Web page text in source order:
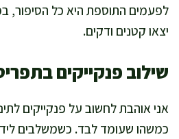
לפעמים התוספת היא כל הסיפור,
יצאו קטנים ודקים.
שילוב פנקייקים
אני אוהבת לחשוב על פנקייקים
כמשהו שעומד לבד. כשמשלבים